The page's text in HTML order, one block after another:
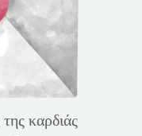
καρδιάς